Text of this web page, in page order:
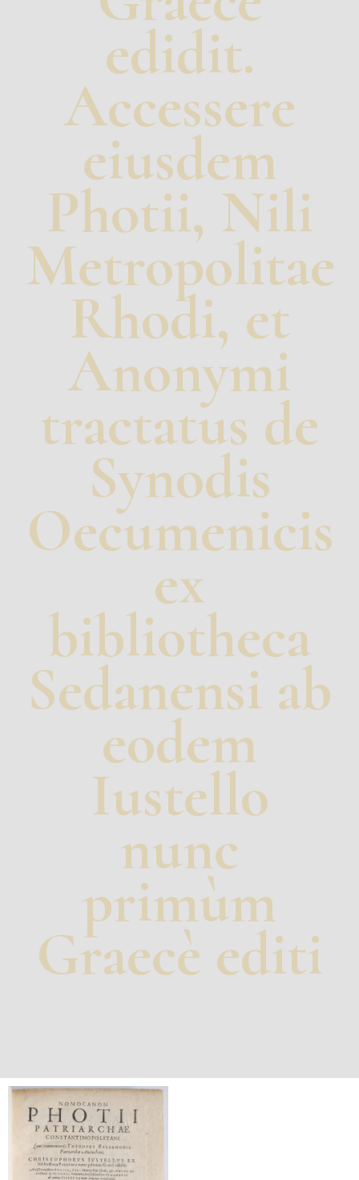
edidit.
Accessere
eiusdem
Photii, Nili
Metropolitae
Rhodi, et
Anonymi
tractatus de
Synodis
Oecumenicis
ex
bibliotheca
Sedanensi ab
eodem
Iustello
nunc
primùm
Graecè editi